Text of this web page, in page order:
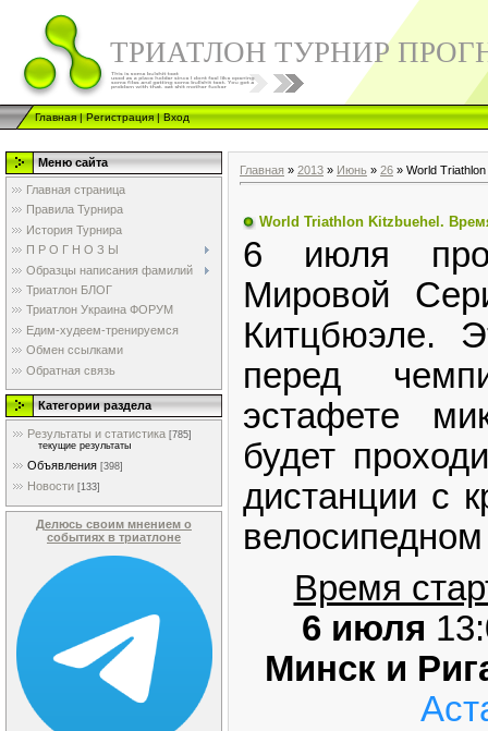
ТРИАТЛОН ТУРНИР
Главная|Регистрация|Вход
Меню сайта
Главная страница
Правила Турнира
История Турнира
П Р О Г Н О З Ы
Образцы написания фамилий
Триатлон БЛОГ
Триатлон Украина ФОРУМ
Едим-худеем-тренируемся
Обмен ссылками
Обратная связь
Категории раздела
Результаты и статистика [785]
текущие результаты
Объявления [398]
Новости [133]
Делюсь своим мнением о
событиях в триатлоне
Главная » 2013 » Июнь » 26 » World
World Triathlon Kitzbuehel.
6 июля
Мировой
Китцбюэле.
перед
эстафете
будет
дистанции с
Время
6 июля
Минск и